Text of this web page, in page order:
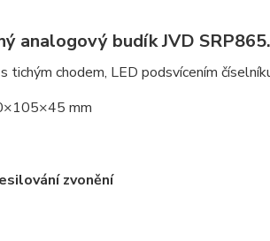
analogový budík JVD
tichým chodem, LED podsvícením
mm
zvonění